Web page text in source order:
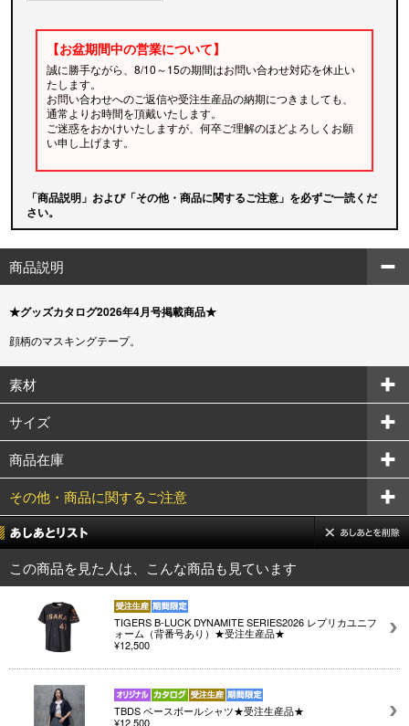
【お盆期間中の営業について】
誠に勝手ながら、8/10～15の期間はお問い合わせ対応を休止い
たします。
お問い合わせへのご返信や受注生産品の納期につきましても、
通常よりお時間を頂戴いたします。
ご迷惑をおかけいたしますが、何卒ご理解のほどよろしくお願
い申し上げます。
「商品説明」および「その他・商品に関するご注意」を必ずご一読くだ
さい。
商品説明
★グッズカタログ2026年4月号掲載商品★
顔柄のマスキングテープ。
素材
サイズ
商品在庫
その他・商品に関するご注意
この商品を見た人は、こんな商品も見ています
TIGERS B-LUCK DYNAMITE SERIES2026 レプリカユニフ
ォーム（背番号あり）★受注生産品★
¥12,500
TBDS ベースボールシャツ★受注生産品★
¥12,500